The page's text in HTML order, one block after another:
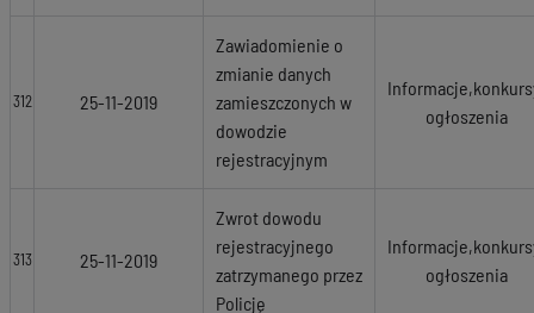
312 25-11-2019
Zawiadomienie o
zmianie danych
zamieszczonych w
dowodzie
rejestracyjnym
ogłoszenia
313 25-11-2019
Zwrot dowodu
rejestracyjnego
zatrzymanego przez
Policję
ogłoszenia